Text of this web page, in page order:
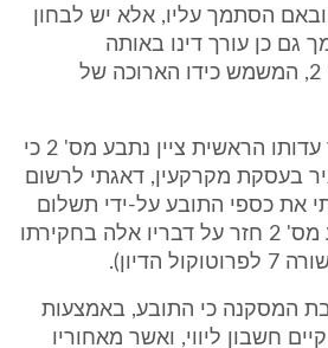
ובאם הסתמך עליו, אלא יש לבחון
גם כן עורך דינו באותה
התקשרות, נתבע מס' 2, המשמש כידו הארוכה של
22. בסעיף 7 לתצהיר עדותו הראשית ציין נתבע מס' 2 כי
בעסקת מקרקעין, דאגתי לרשום
את כספי התובע על-ידי תשלום
בחשבון הליווי". נתבע מס' 2 חזר על דבריו אלה בחקירתו
המסקנה כי התובע, באמצעות
חשבון ליווי, ואשר מאחוריו